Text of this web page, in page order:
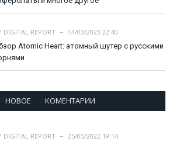
DIGITAL REPORT
14/03/2023 22:40
Atomic Heart: атомный шутер с русскими
НОВОЕ КОМЕНТАРИИ
DIGITAL REPORT
25/05/2022 19:14